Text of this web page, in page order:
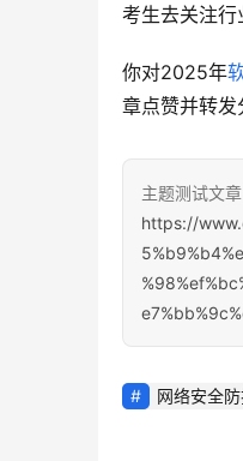
考生去关注行
你对2025年
章点赞并转发
主题测试文
https://
网络安全